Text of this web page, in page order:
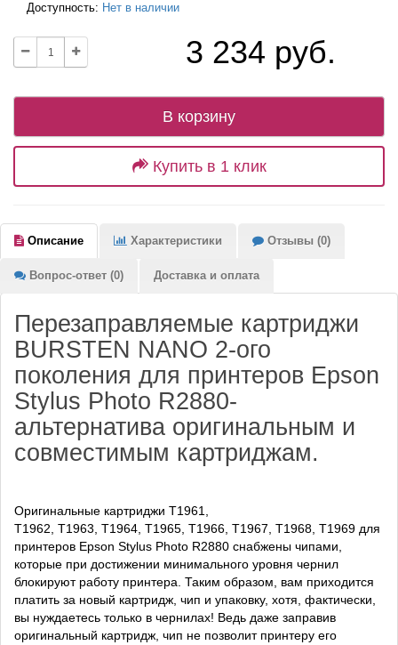
Доступность: Нет в наличии
3 234 руб.
В корзину
Купить в 1 клик
Описание Характеристики Отзывы (0)
Вопрос-ответ (0) Доставка и оплата
Перезаправляемые картриджи
BURSTEN NANO 2-ого
поколения для принтеров Epson
Stylus Photo R2880-
альтернатива оригинальным и
совместимым картриджам.
Оригинальные картриджи T1961,
T1962, T1963, T1964, T1965, T1966, T1967, T1968, T1969 для
принтеров Epson Stylus Photo R2880 снабжены чипами,
которые при достижении минимального уровня чернил
блокируют работу принтера. Таким образом, вам приходится
платить за новый картридж, чип и упаковку, хотя, фактически,
вы нуждаетесь только в чернилах! Ведь даже заправив
оригинальный картридж, чип не позволит принтеру его